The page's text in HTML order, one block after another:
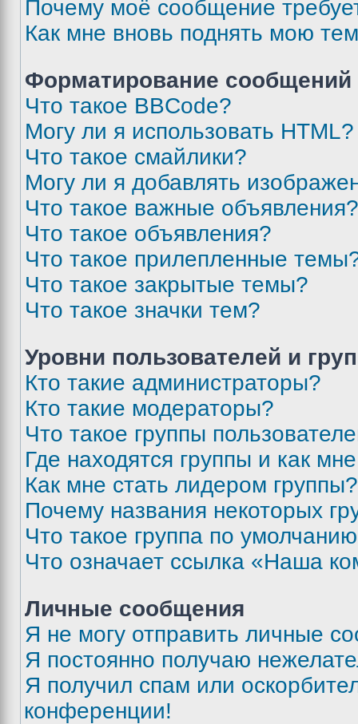
Почему моё сообщение
Как мне вновь поднять мою
Форматирование
Что такое BBCode?
Могу ли я использовать HTML?
Что такое смайлики?
Могу ли я добавлять
Что такое важные объявления?
Что такое объявления?
Что такое прилепленные
Что такое закрытые темы?
Что такое значки тем?
Уровни пользователей и
Кто такие администраторы?
Кто такие модераторы?
Что такое группы
Где находятся группы и как
Как мне стать лидером группы?
Почему названия некоторых
Что такое группа по
Что означает ссылка «Наша
Личные сообщения
Я не могу отправить личные
Я постоянно получаю
Я получил спам или
конференции!